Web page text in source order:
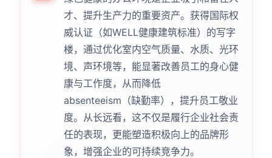
才、提升生产力的重要资产。获得国际权
威认证（如WELL健康建筑标准）的写字
楼，通过优化室内空气质量、水质、光环
境、声环境等，能显著改善员工的身心健
康与工作度，从而降低
absenteeism（缺勤率），提升员工敬业
度。从长远看，这不仅是履行企业社会责
任的表现，更能塑造积极向上的品牌形
象，增强企业的可持续竞争力。